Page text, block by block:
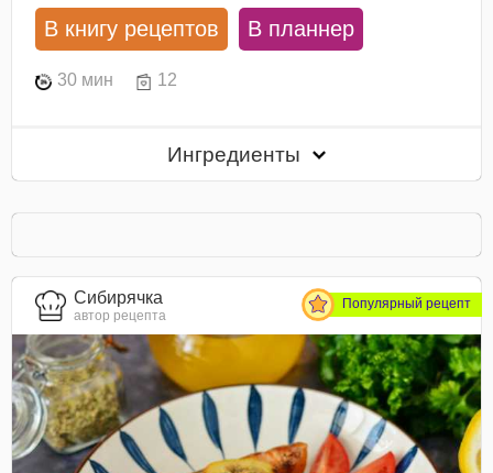
В книгу рецептов В планнер
30 мин 12
Ингредиенты
Сибирячка
автор рецепта
Популярный рецепт